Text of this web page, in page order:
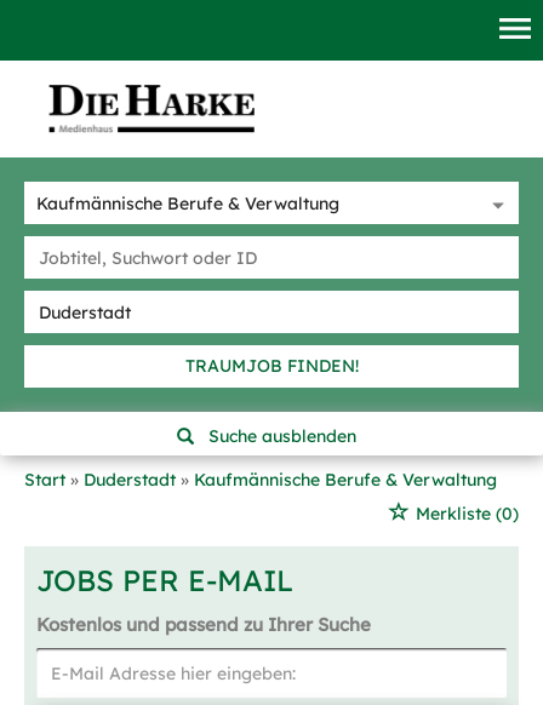
TRAUMJOB FINDEN!
Suche ausblenden
Start
Duderstadt
Kaufmännische Berufe & Verwaltung
Merkliste (0)
JOBS PER E-MAIL
Kostenlos und passend zu Ihrer Suche